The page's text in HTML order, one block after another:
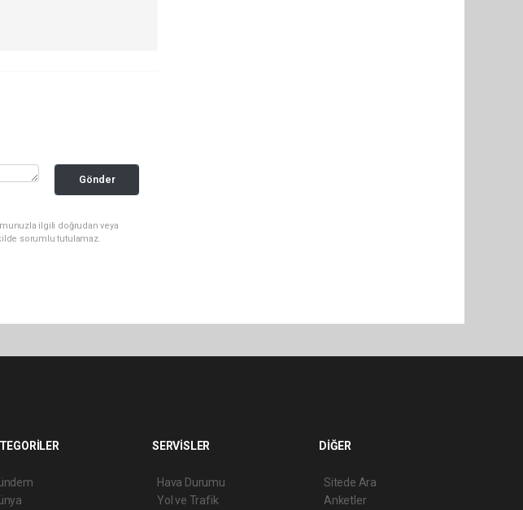
Gönder
ilgili doğrudan veya
sorumlu tutulamaz.
SERVİSLER
Hava Durumu
Yol ve Trafik
DİĞER
Sitede Ara
Anketler